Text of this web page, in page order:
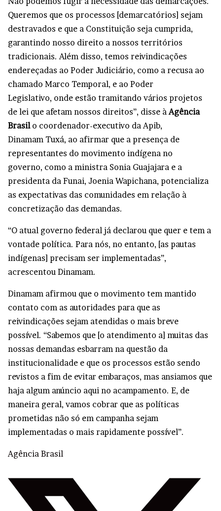
Queremos que os processos [demarcatórios] sejam
destravados e que a Constituição seja cumprida,
garantindo nosso direito a nossos territórios
tradicionais. Além disso, temos reivindicações
endereçadas ao Poder Judiciário, como a recusa ao
chamado Marco Temporal, e ao Poder
Legislativo, onde estão tramitando vários projetos
de lei que afetam nossos direitos”, disse à Agência
Brasil o coordenador-executivo da Apib,
Dinamam Tuxá, ao afirmar que a presença de
representantes do movimento indígena no
governo, como a ministra Sonia Guajajara e a
presidenta da Funai, Joenia Wapichana, potencializa
as expectativas das comunidades em relação à
concretização das demandas.
“O atual governo federal já declarou que quer e tem a
vontade política. Para nós, no entanto, [as pautas
indígenas] precisam ser implementadas”,
acrescentou Dinamam.
Dinamam afirmou que o movimento tem mantido
contato com as autoridades para que as
reivindicações sejam atendidas o mais breve
possível. “Sabemos que [o atendimento a] muitas das
nossas demandas esbarram na questão da
institucionalidade e que os processos estão sendo
revistos a fim de evitar embaraços, mas ansiamos que
haja algum anúncio aqui no acampamento. E, de
maneira geral, vamos cobrar que as políticas
prometidas não só em campanha sejam
implementadas o mais rapidamente possível”.
Agência Brasil